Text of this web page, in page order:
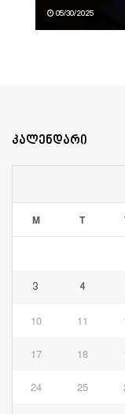
05/30/2025
კალენდარი
M T
3 4
10 11
17 18
24 25